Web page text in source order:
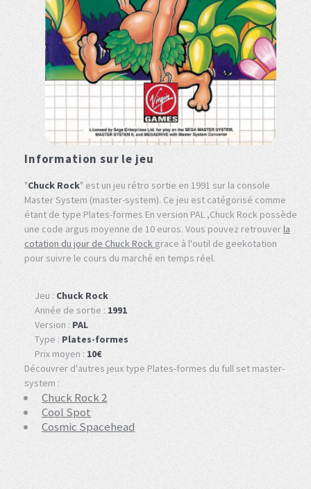
Information sur le jeu
"Chuck Rock" est un jeu rétro sortie en 1991 sur la console
Master System (master-system). Ce jeu est catégorisé comme
étant de type Plates-formes En version PAL ,Chuck Rock possède
une code argus moyenne de 10 euros. Vous pouvez retrouverla
cotation du jour de Chuck Rock grace à l'outil de geekotation
pour suivre le cours du marché en temps réel.
Jeu : Chuck Rock
Année de sortie : 1991
Version : PAL
Type : Plates-formes
Prix moyen : 10€
Découvrer d'autres jeux type Plates-formes du full set master-
system :
Chuck Rock 2
Cool Spot
Cosmic Spacehead